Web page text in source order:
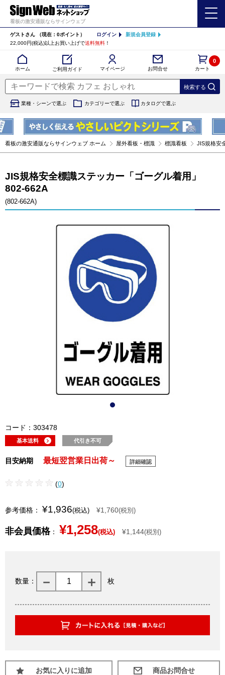
看板の激安通販ならサインウェブ
ゲストさん （現在：0ポイント） ログイン
新規会員登録
22,000円(税込)以上お買い上げで送料無料 ！
ホーム ご利用ガイド マイページ お問合せ カート
0
業種・シーンで選ぶ カテゴリーで選ぶ カタログで選ぶ
看板の激安通販ならサインウェブ ホーム 屋外看板・標識 標識看板 JIS規格安
JIS規格安全標識ステッカー「ゴーグル着用」
802-662A
(802-662A)
コード：303478
基本送料 代引き不可
目安納期 最短翌営業日出荷～ 詳細確認
(0)
参考価格： ¥1,936(税込) ¥1,760(税別)
非会員価格： ¥1,258(税込) ¥1,144(税別)
数量： 枚
お気に入りに追加